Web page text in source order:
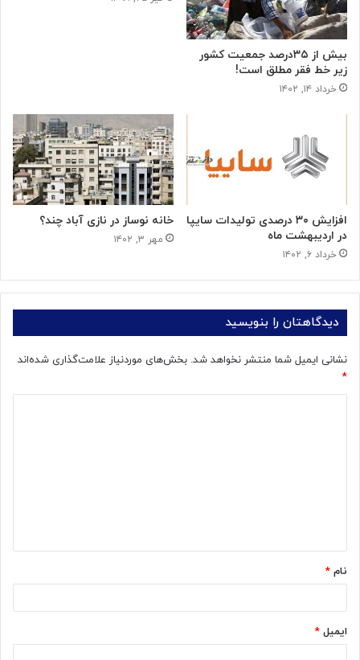
بیش از ۳۵درصد جمعیت کشور
زیر خط فقر مطلق است!
خرداد ۱۴, ۱۴۰۲
افزایش ۳۰ درصدی تولیدات سایپا
در اردیبهشت ماه
خرداد ۶, ۱۴۰۲
خانه نوساز در نازی آباد چند؟
مهر ۳, ۱۴۰۲
دیدگاهتان را بنویسید
نشانی ایمیل شما منتشر نخواهد شد. بخش‌های موردنیاز علامت‌گذاری شده‌اند
*
*
نام *
ایمیل *